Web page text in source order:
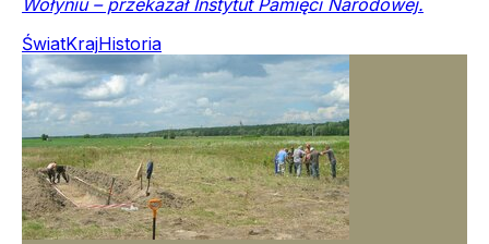
ŚwiatKrajHistoria